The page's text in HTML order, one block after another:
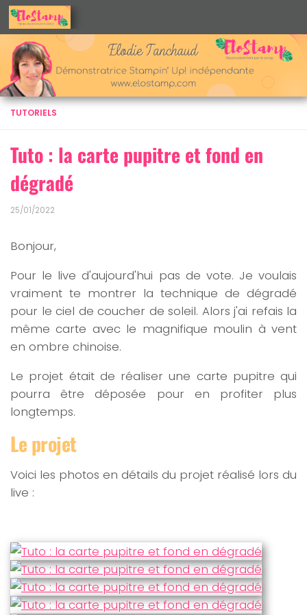
Skip to content
TUTORIELS
Tuto : la carte pupitre et fond en
dégradé
25/01/2022
Bonjour,
Pour le live d'aujourd'hui pas de vote. Je voulais
vraiment te montrer la technique de dégradé
pour le ciel de coucher de soleil. Alors j'ai refais la
même carte avec le magnifique moulin à vent
en ombre chinoise.
Le projet était de réaliser une carte pupitre qui
pourra être déposée pour en profiter plus
longtemps.
Le projet
Voici les photos en détails du projet réalisé lors du
live :